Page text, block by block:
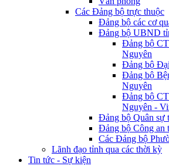
Các Đảng bộ trực thuộc
Đảng bộ các cơ
Đảng bộ UBND
Đảng bộ
Nguyên
Đảng bộ
Đảng bộ
Nguyên
Đảng bộ
Nguyên -
Đảng bộ Quân sự
Đảng bộ Công an
Các Đảng bộ
Lãnh đạo tỉnh qua các thời kỳ
Tin tức - Sự kiện